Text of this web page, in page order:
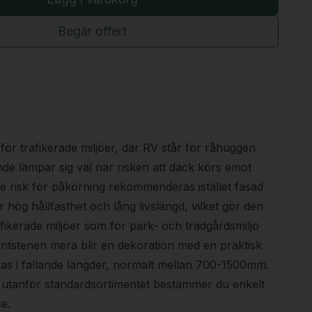
Begär offert
trafikerade miljöer, där RV står för råhuggen
lämpar sig väl när risken att däck körs emot
risk för påkörning rekommenderas istället fasad
hög hållfasthet och lång livslängd, vilket gör den
miljöer som för park- och trädgårdsmiljö
mera blir en dekoration med en praktisk
i fallande längder, normalt mellan 700-1500mm.
standardsortimentet bestämmer du enkelt